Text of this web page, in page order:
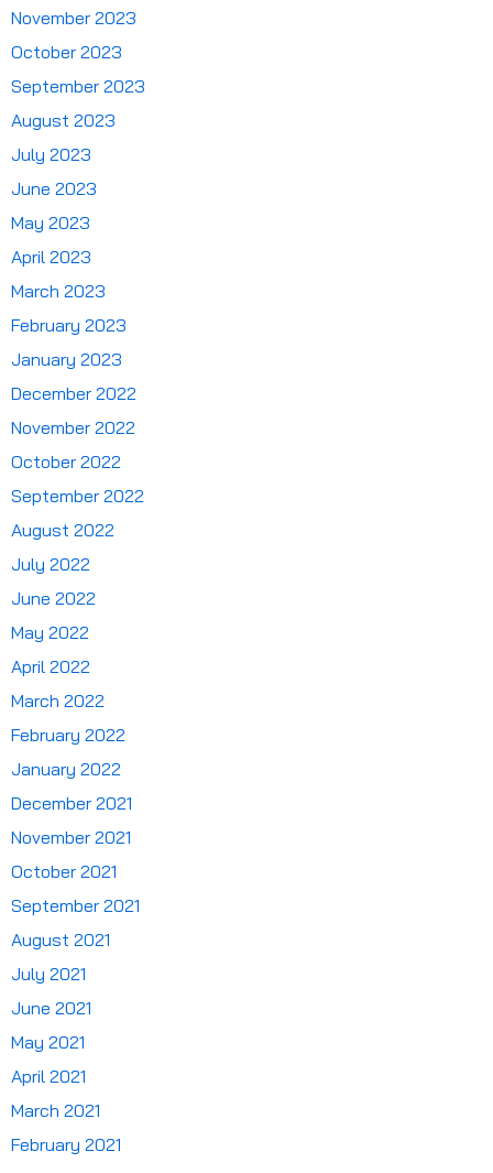
November 2023
October 2023
September 2023
August 2023
July 2023
June 2023
May 2023
April 2023
March 2023
February 2023
January 2023
December 2022
November 2022
October 2022
September 2022
August 2022
July 2022
June 2022
May 2022
April 2022
March 2022
February 2022
January 2022
December 2021
November 2021
October 2021
September 2021
August 2021
July 2021
June 2021
May 2021
April 2021
March 2021
February 2021